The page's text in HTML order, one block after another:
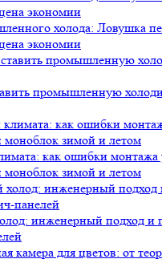
холода: Ловушка
экономии
промышленную
как ошибки монтажа
моноблок зимой и летом
инженерный подход и